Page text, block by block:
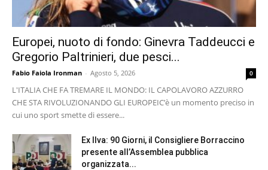
Europei, nuoto di fondo: Ginevra Taddeucci e
Gregorio Paltrinieri, due pesci...
Fabio Faiola Ironman - Agosto 5, 2026 0
L'ITALIA CHE FA TREMARE IL MONDO: IL CAPOLAVORO AZZURRO
CHE STA RIVOLUZIONANDO GLI EUROPEI ​C’è un momento preciso in
cui uno sport smette di essere...
Ex Ilva: 90 Giorni, il Consigliere Borraccino
presente all’Assemblea pubblica
organizzata...